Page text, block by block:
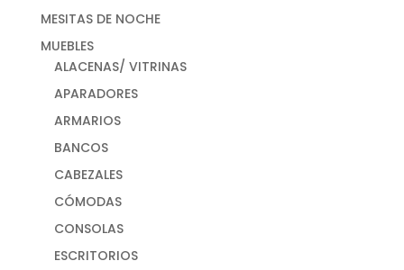
MESITAS DE NOCHE
MUEBLES
ALACENAS/ VITRINAS
APARADORES
ARMARIOS
BANCOS
CABEZALES
CÓMODAS
CONSOLAS
ESCRITORIOS